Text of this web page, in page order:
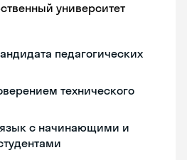
университет
педагогических
технического
с начинающими и